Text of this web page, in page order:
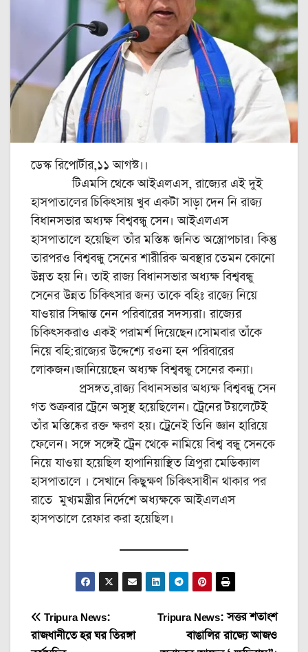
ডেস্ক রিপোর্টার,১১ আগস্ট।।
টিএমসি থেকে আইএলএস, রাজ্যের এই দুই
হাসপাতালের চিকিৎসায় খুব একটা সাড়া দেন নি রাজ্য
বিধানসভার অধ্যক্ষ বিশ্ববন্ধু সেন। আইএলএস
হাসপাতালে হয়েছিল তাঁর মস্তিষ্ক জনিত অস্ত্রোপচার। কিন্তু
তারপরও বিশ্ববন্ধু সেনের শারীরিক অবস্থার তেমন কোনো
উন্নত হয় নি। তাই রাজ্য বিধানসভার অধ্যক্ষ বিশ্ববন্ধু
সেনের উন্নত চিকিৎসার জন্য তাকে বহিঃ রাজ্যে নিয়ে
যাওয়ার সিদ্ধান্ত নেন পরিবারের সদস্যরা। রাজ্যের
চিকিৎসকরাও একই পরামর্শ দিয়েছেন।সোমবার তাঁকে
নিয়ে বহি:রাজ্যের উদ্দেশ্যে রওনা হন পরিবারের
লোকজন।জানিয়েছেন অধ্যক্ষ বিশ্ববন্ধু সেনের কন্যা।
প্রসঙ্গত,রাজ্য বিধানসভার অধ্যক্ষ বিশ্ববন্ধু সেন
গত শুক্রবার ট্রেনে অসুস্থ হয়েছিলেন। ট্রেনের টয়লেটেই
তাঁর মস্তিষ্কের রক্ত ক্ষরণ হয়। ট্রেনেই তিনি জ্ঞান হারিয়ে
ফেলেন। সঙ্গে সঙ্গেই ট্রেন থেকে নামিয়ে বিশ্ব বন্ধু সেনকে
নিয়ে যাওয়া হয়েছিল হাপানিয়াস্থিত ত্রিপুরা মেডিক্যাল
হাসপাতালে । সেখানে কিছুক্ষণ চিকিৎসাধীন থাকার পর
রাতে মুখ্যমন্ত্রীর নির্দেশে অধ্যক্ষকে আইএলএস
হাসপতালে রেফার করা হয়েছিল।
Post
Tripura News: সত্তর শতাংশ
বাঙালির রাজ্যে আজও
Tripura News:
রাজধানীতে হর ঘর তিরঙ্গা